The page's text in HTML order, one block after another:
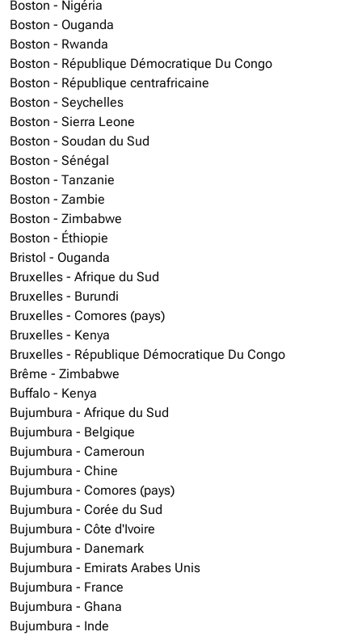
Boston - Nigéria
Boston - Ouganda
Boston - Rwanda
Boston - République Démocratique Du Congo
Boston - République centrafricaine
Boston - Seychelles
Boston - Sierra Leone
Boston - Soudan du Sud
Boston - Sénégal
Boston - Tanzanie
Boston - Zambie
Boston - Zimbabwe
Boston - Éthiopie
Bristol - Ouganda
Bruxelles - Afrique du Sud
Bruxelles - Burundi
Bruxelles - Comores (pays)
Bruxelles - Kenya
Bruxelles - République Démocratique Du Congo
Brême - Zimbabwe
Buffalo - Kenya
Bujumbura - Afrique du Sud
Bujumbura - Belgique
Bujumbura - Cameroun
Bujumbura - Chine
Bujumbura - Comores (pays)
Bujumbura - Corée du Sud
Bujumbura - Côte d'Ivoire
Bujumbura - Danemark
Bujumbura - Emirats Arabes Unis
Bujumbura - France
Bujumbura - Ghana
Bujumbura - Inde